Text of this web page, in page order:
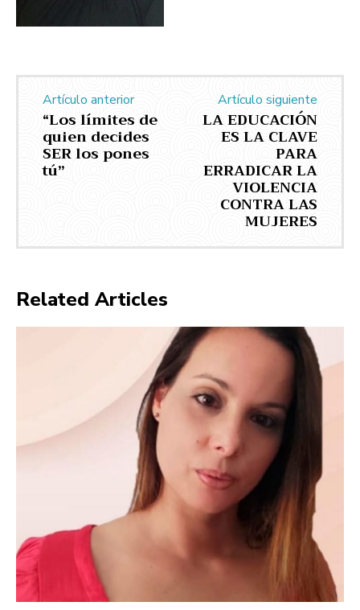
Artículo anterior
“Los límites de
quien decides
SER los pones
tú”
Artículo siguiente
LA EDUCACIÓN
ES LA CLAVE
PARA
ERRADICAR LA
VIOLENCIA
CONTRA LAS
MUJERES
Related Articles